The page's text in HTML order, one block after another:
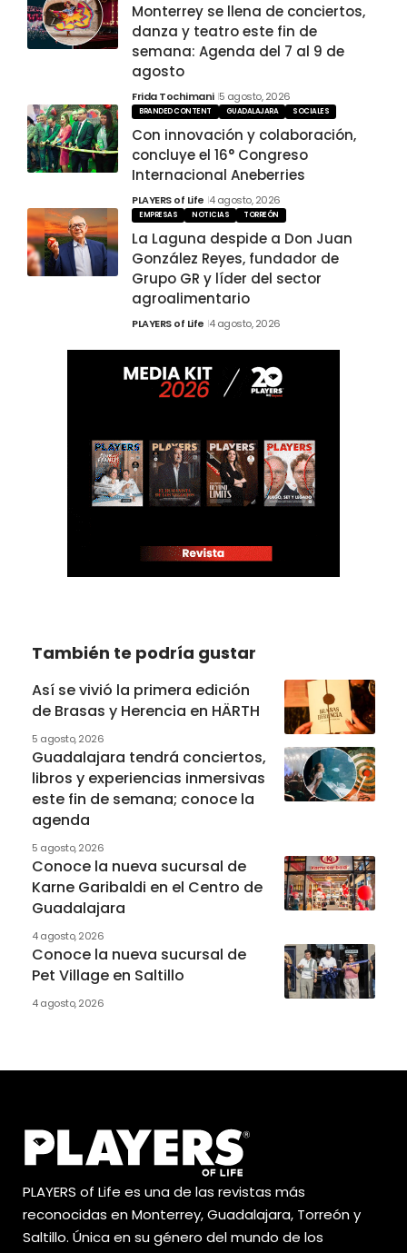
Monterrey se llena de conciertos,
danza y teatro este fin de
semana: Agenda del 7 al 9 de
agosto
Frida Tochimani 5 agosto, 2026
BRANDED CONTENT GUADALAJARA SOCIALES
Con innovación y colaboración,
concluye el 16° Congreso
Internacional Aneberries
PLAYERS of Life 4 agosto, 2026
EMPRESAS NOTICIAS TORREÓN
La Laguna despide a Don Juan
González Reyes, fundador de
Grupo GR y líder del sector
agroalimentario
PLAYERS of Life 4 agosto, 2026
También te podría gustar
Así se vivió la primera edición
de Brasas y Herencia en HÄRTH
5 agosto, 2026
Guadalajara tendrá conciertos,
libros y experiencias inmersivas
este fin de semana; conoce la
agenda
5 agosto, 2026
Conoce la nueva sucursal de
Karne Garibaldi en el Centro de
Guadalajara
4 agosto, 2026
Conoce la nueva sucursal de
Pet Village en Saltillo
4 agosto, 2026
PLAYERS of Life es una de las revistas más
reconocidas en Monterrey, Guadalajara, Torreón y
Saltillo. Única en su género del mundo de los